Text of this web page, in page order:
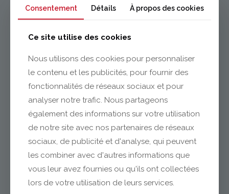
Clermont-Ferrand
04 73 42 18 38
lexpo@gabriel-sa.fr
Consentement Détails À propos des cookies
Ce site utilise des cookies
Nous utilisons des cookies pour personnaliser
le contenu et les publicités, pour fournir des
fonctionnalités de réseaux sociaux et pour
analyser notre trafic. Nous partageons
également des informations sur votre utilisation
de notre site avec nos partenaires de réseaux
sociaux, de publicité et d'analyse, qui peuvent
les combiner avec d'autres informations que
vous leur avez fournies ou qu'ils ont collectées
lors de votre utilisation de leurs services.